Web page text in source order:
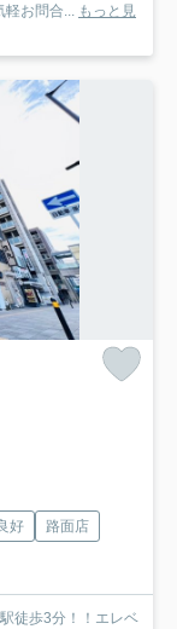
お問合...
もっと見
好
路面店
徒歩3分！！エレベ